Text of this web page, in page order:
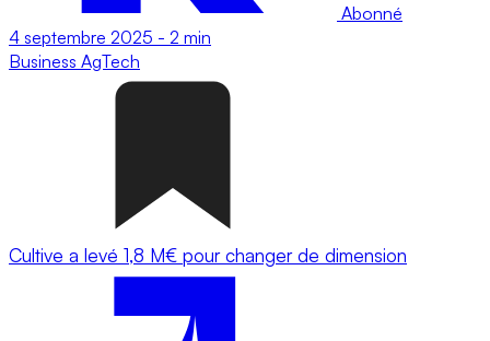
Abonné
4 septembre 2025 - 2 min
Business AgTech
Cultive a levé 1,8 M€ pour changer de dimension